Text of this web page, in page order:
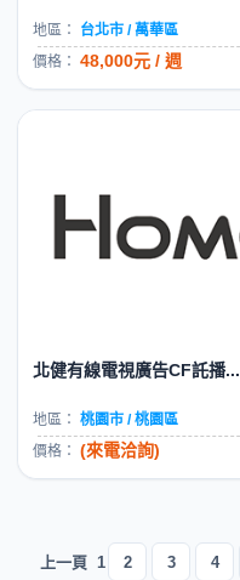
地區：
台北市 / 萬華區
價格： 48,000元 / 週
北健有線電視廣告CF託播...
地區： 桃園市 / 桃園區
價格： (來電洽詢)
上一頁 1 2 3 4